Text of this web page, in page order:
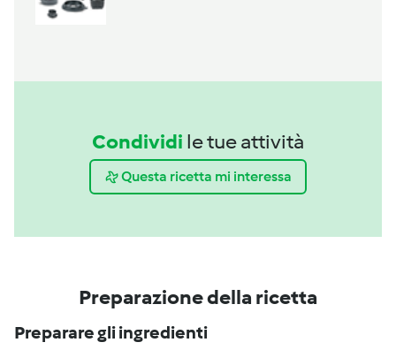
Condividi le tue attività
Questa ricetta mi interessa
Preparazione della ricetta
Preparare gli ingredienti